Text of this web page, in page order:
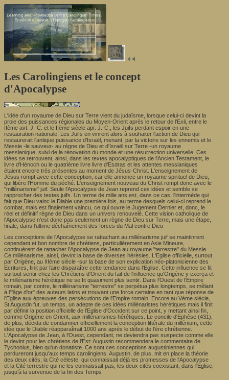
Les Carolingiens et le concept
d'Apocalypse
L'idée d'un royaume de Dieu sur Terre vient du judaïsme, lorsque celui-ci devint la
proie des puissances régionales du Moyen-Orient après le retour de l'Exil, entre le
IIème avt. J.-C. et le IIème siècle apr. J.-C., les Juifs perdant espoir en une
restauration nationale. Les Juifs en vinrent alors à souhaiter l'action de Dieu qui
restaurerait l'antique puissance d'Israël, menant, par la victoire sur les ennemis et le
Messie -le sauveur- au règne de Dieu et d'Israël sur Terre -un royaume
messianique, suivi de la rénovation du monde et une résurrection universelle. Ces
idées se retrouvent, ainsi, dans les textes apocalyptiques de l'Ancien Testament, le
livre d'Hénoch ou le quatrième livre livre d'Esdras et les attentes messianiques
étaient encore très présentes au moment de Jésus-Christ. L'enseignement de
Jésus rompt avec cette conception, car elle annonce un royaume spirituel de Dieu,
qui libère l'Homme du péché. L'enseignement nouveau du Christ rompt donc avec le
"millénarisme" juif. Seule l'Apocalypse de Jean reprend ces idées et semble se
rapprocher des textes juifs. Un terme de mille ans est, dans ce cas, l'intermède qui
fait que Dieu vainc le Diable une première fois, au terme desquels celui-ci reprend le
combat, mais est finalement vaincu, ce qui ouvre le Jugement Dernier et, donc, le
réel et définitif règne de Dieu dans un univers renouvelé. Cette vision catholique de
l'Apocalypse n'est donc pas seulement un règne de Dieu sur Terre, mais une étape,
finale, dans l'ultime déchaînement des forces du Mal contre Dieu
Les conceptions de l'Apocalypse se rattachant au millénarisme juif se maintinrent
cependant et bon nombre de chrétiens, particulièrement en Asie Mineure,
continuèrent de rattacher l'Apocalypse de Jean au royaume "terrestre" du Messie.
Ce millénarisme, ainsi, devint la base de diverses hérésies. L'Eglise officielle, surtout
par Origène, au IIIème siècle -sur la base de son explication néo-platonicienne des
Ecritures, finit par faire disparaître cette tendance dans l'Eglise. Cette influence se fit
surtout sentir chez les Chrétiens d'Orient du fait de l'influence qu'Origène y exerça et
le millénarisme hérétique ne se fit quasiment plus sentir. Dans l'Ouest de l'Empire
romain, par contre, le millénarisme "terrestre" se perpétua plus longtemps, se mêlant
à l'"âge d'or" des auteurs latins et trouvant une force certaine en tant que réponse de
l'Eglise aux épreuves des persécutions de l'Empire romain. Encore au Vème siècle,
St Augustin fut, un temps, un adepte de ces idées millénaristes hérétiques mais il finit
par définir la position officielle de l'Eglise d'Occident sur ce point, y mettant ainsi fin,
comme Origène en Orient, aux millénarismes hérétiques. Le concile d'Ephèse (431),
de plus, décida de condamner officiellement la conception littérale du millénium, cette
idée que le Diable réapparaîtrait 1000 ans après le début de l'ère chrétienne.
L'Apocalypse de Jean, à l'Ouest, cependant, ne deviendra pas suspecte comme elle
le devint pour les chrétiens de l'Est: Augustin recommendera le commentaire de
Tychonius, bien qu'un donatiste. Ce sont ces conceptions augustiniennes qui
perdureront jusqu'aux temps carolingiens. Augustin, de plus, mit en place la théorie
des deux cités, la Cité céleste, qui connaissait déjà les promesses de l'Apocalypse
et la Cité terrestre qui ne les connaissait pas, les deux cités coexistant, dans l'Eglise,
jusqu'à la survenue de la fin des Temps